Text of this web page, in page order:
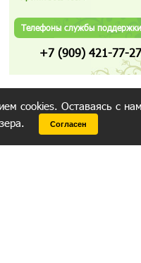
Телефоны службы поддержки
+7 (909) 421-77-27
cookies. Оставаясь с
Согласен